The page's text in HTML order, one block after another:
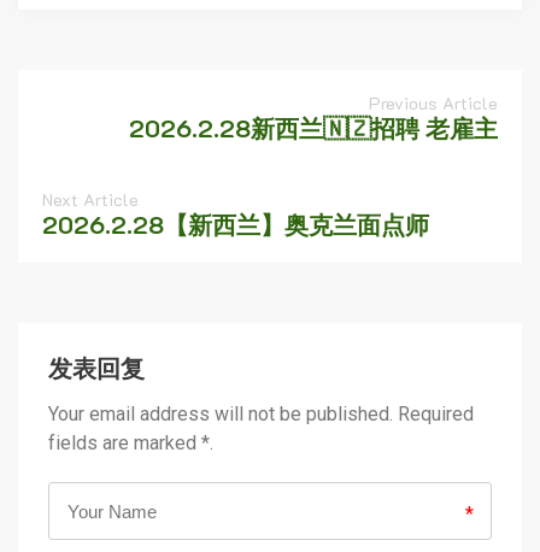
Previous Article
2026.2.28新西兰🇳🇿招聘 老雇主
Next Article
2026.2.28【新西兰】奥克兰面点师
发表回复
Your email address will not be published. Required
fields are marked *.
*